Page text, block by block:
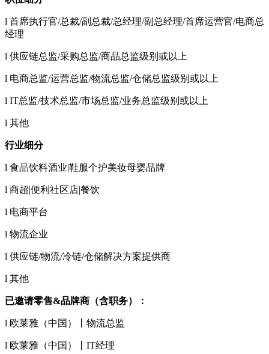
l 首席执行官/总裁/副总裁/总经理/副总经理/首席运营官/电商总
经理
l 供应链总监/采购总监/商品总监级别或以上
l 电商总监/运营总监/物流总监/仓储总监级别或以上
l IT总监/技术总监/市场总监/业务总监级别或以上
l 其他
行业细分
l 食品饮料酒业|鞋服个护美妆母婴品牌
l 商超|便利社区店|餐饮
l 电商平台
l 物流企业
l 供应链/物流/冷链/仓储解决方案提供商
l 其他
已邀请零售&品牌商（含职务）：
l 欧莱雅（中国）丨物流总监
l 欧莱雅（中国）丨IT经理